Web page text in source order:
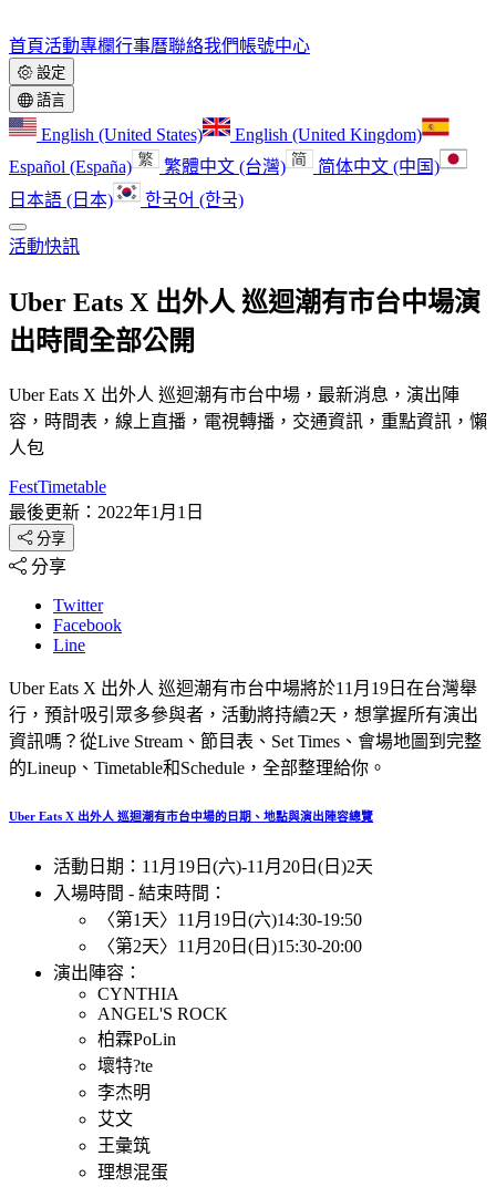
首頁活動專欄行事曆聯絡我們帳號中心
設定
語言
English (United States)
English (United Kingdom)
Español (España)
繁體中文 (台灣)
简体中文 (中国)
日本語 (日本)
한국어 (한국)
活動快訊
Uber Eats X 出外人 巡迴潮有市台中場演
出時間全部公開
Uber Eats X 出外人 巡迴潮有市台中場，最新消息，演出陣
容，時間表，線上直播，電視轉播，交通資訊，重點資訊，懶
人包
FestTimetable
最後更新：2022年1月1日
分享
分享
Twitter
Facebook
Line
Uber Eats X 出外人 巡迴潮有市台中場將於11月19日在台灣舉
行，預計吸引眾多參與者，活動將持續2天，想掌握所有演出
資訊嗎？從Live Stream、節目表、Set Times、會場地圖到完整
的Lineup、Timetable和Schedule，全部整理給你。
Uber Eats X 出外人 巡迴潮有市台中場的日期、地點與演出陣容總覽
活動日期： 11月19日(六)-11月20日(日)2天
入場時間 - 結束時間：
〈第1天〉 11月19日(六)14:30-19:50
〈第2天〉 11月20日(日)15:30-20:00
演出陣容：
CYNTHIA
ANGEL'S ROCK
柏霖PoLin
壞特?te
李杰明
艾文
王彙筑
理想混蛋